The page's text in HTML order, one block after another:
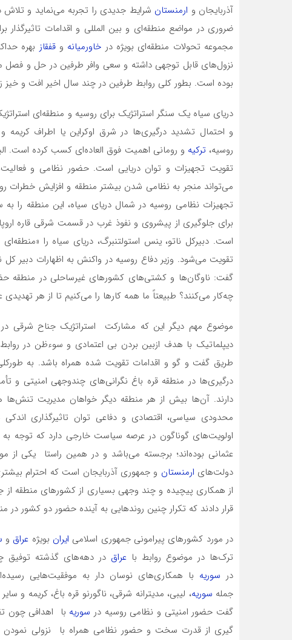
آذربایجان و ارمنستان شرایط جدیدی را تجربه می‌نماید و تلاش
ضروری در مواضع منطقه‌ای و بین المللی و اقدامات
مجموعه تحولات منطقه‌ای بویژه در خاورمیانه وقفقاز بهره
نزول‌های قابل توجهی داشته و سعی وافر طرفین در حل و فصل
بوده است. بطور کلی روابط طرفین در چند سال اخیر افت و خیز
دریای سیاه یک سنگر استراتژیک برای روسیه و منطقه‌ای
و احتمال تشدید درگیری‌ها در شرق اوکراین یا اطراف
روسیه، ترکیه و رومانی اهمیت فوق العاده‌ای کسب کرده است.
تقویت تجهیزات و توان دریایی است. حضور نظامی و
می‌تواند منجر به نظامی شدن بیشتر منطقه و افزایش خطرات
تجهیزات نظامی روسیه در شمال دریای سیاه، این منطقه را
برای جلوگیری از پیشروی و نفوذ غرب در قسمت شرقی قاره
است. دبیرکل ناتو، ینس استولتنبرگ، دریای سیاه را
تقویت می‌شود. وزیر دفاع روسیه در واکنش به اظهارات دبیر کل
گفت: ناوگان‌ها و کشتی‌های کشورهای غیرساحلی در منطقه
چه‌کار می‌کنند؟ طبیعتاً ما همه کارها را می‌کنیم تا از هر
موضوع مهم دیگر این که مشارکت استراتژیک جناح شرقی در
دیپلماتیک با هدف ازبین بردن بی اعتمادی و سوءظن در
طریق گفت و گو و اقدامات تقویت شده همراه باشد. به
درگیری‌ها در منطقه قره باغ نگرانی‌های چندوجهی امنیتی و
دارند. آن‌ها بیش از هر منطقه دیگر خواهان مدیریت
محدودی سیاسی، اقتصادی و دفاعی توان تاثیرگذاری
اولویت‌های گوناگون در عرصه سیاست خارجی دارد که توجه
عثمانی بوده‌اند؛ برجسته می‌باشد و در همین راستا یکی
دولت‌های ارمنستان و جمهوری آذربایجان است که احترام
از همکاری پیچیده و چند وجهی بسیاری از کشورهای منطقه از
قرار دادند که تکرار چنین روندهایی به آینده حضور دو کشور
در مورد کشورهای پیرامونی جمهوری اسلامی ایران بویژه عراق و
ترک‌ها در موضوع روابط با عراق در دهه‌های گذشته توفیق
در سوریه با همکاری‌های نوسان دار به موفقیت‌هایی
جمله سوریه، لیبی، مدیترانه شرقی، ناگورنو قره باغ، کریمه و
گفت حضور امنیتی و نظامی روسیه در سوریه با اهدافی چون
گیری از قدرت سخت و حضور نظامی همراه با نزولی نمودن